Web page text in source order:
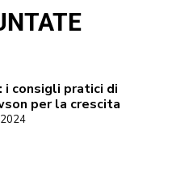
i consigli pratici di
per la crescita